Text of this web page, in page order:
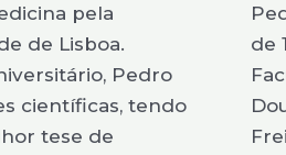
pela
de Lisboa.
Pedro
científicas, tendo
tese de
de